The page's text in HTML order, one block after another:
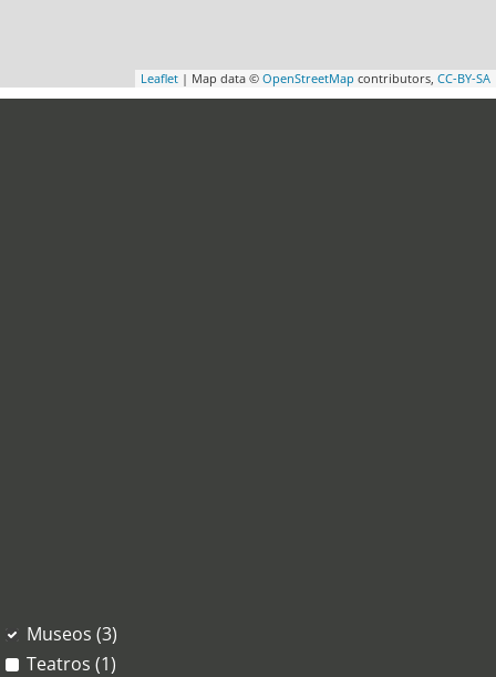
Leaflet | Map data © OpenStreetMap contributors, CC-BY-SA
Museos (3)
Teatros (1)